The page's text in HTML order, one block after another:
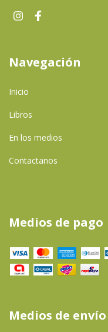
Navegación
Inicio
Libros
En los medios
Contactanos
Medios de pago
Medios de envío